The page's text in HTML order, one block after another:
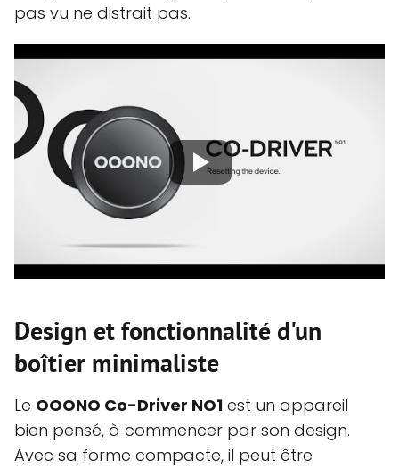
pas vu ne distrait pas.
Design et fonctionnalité d'un
boîtier minimaliste
Le OOONO Co-Driver NO1 est un appareil
bien pensé, à commencer par son design.
Avec sa forme compacte, il peut être